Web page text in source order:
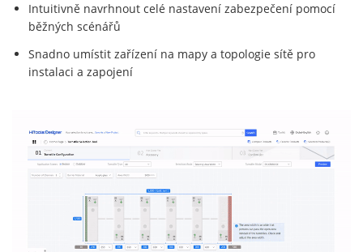
Intuitivně navrhnout celé nastavení zabezpečení pomocí
běžných scénářů
Snadno umístit zařízení na mapy a topologie sítě pro
instalaci a zapojení